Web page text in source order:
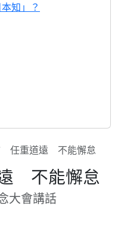
知」？
任重道遠 不能懈怠
不能懈怠
大會講話